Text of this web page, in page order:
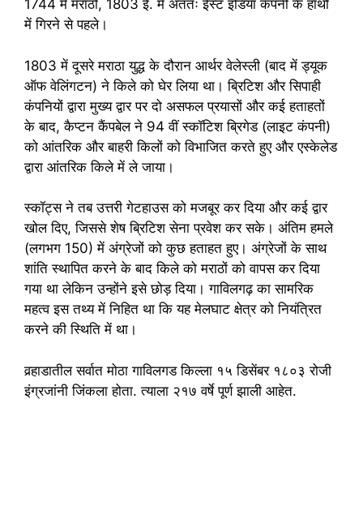
1744 में मराठों, 1803 ई. में अंततः ईस्ट इंडिया कंपनी के हाथों
में गिरने से पहले।
1803 में दूसरे मराठा युद्ध के दौरान आर्थर वेलेस्ली (बाद में ड्यूक
ऑफ वेलिंगटन) ने किले को घेर लिया था। ब्रिटिश और सिपाही
कंपनियों द्वारा मुख्य द्वार पर दो असफल प्रयासों और कई हताहतों
के बाद, कैप्टन कैंपबेल ने 94 वीं स्कॉटिश ब्रिगेड (लाइट कंपनी)
को आंतरिक और बाहरी किलों को विभाजित करते हुए और एस्केलेड
द्वारा आंतरिक किले में ले जाया।
स्कॉट्स ने तब उत्तरी गेटहाउस को मजबूर कर दिया और कई द्वार
खोल दिए, जिससे शेष ब्रिटिश सेना प्रवेश कर सके। अंतिम हमले
(लगभग 150) में अंग्रेजों को कुछ हताहत हुए। अंग्रेजों के साथ
शांति स्थापित करने के बाद किले को मराठों को वापस कर दिया
गया था लेकिन उन्होंने इसे छोड़ दिया। गाविलगढ़ का सामरिक
महत्व इस तथ्य में निहित था कि यह मेलघाट क्षेत्र को नियंत्रित
करने की स्थिति में था।
वर्‍हाडातील सर्वात मोठा गाविलगड किल्ला १५ डिसेंबर १८०३ रोजी
इंग्रजांनी जिंकला होता. त्याला २१७ वर्षे पूर्ण झाली आहेत.